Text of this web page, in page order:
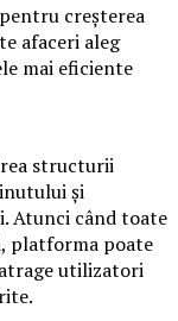
creșterea
afaceri aleg
mai eficiente
structurii
și
Atunci când toate
platforma poate
utilizatori